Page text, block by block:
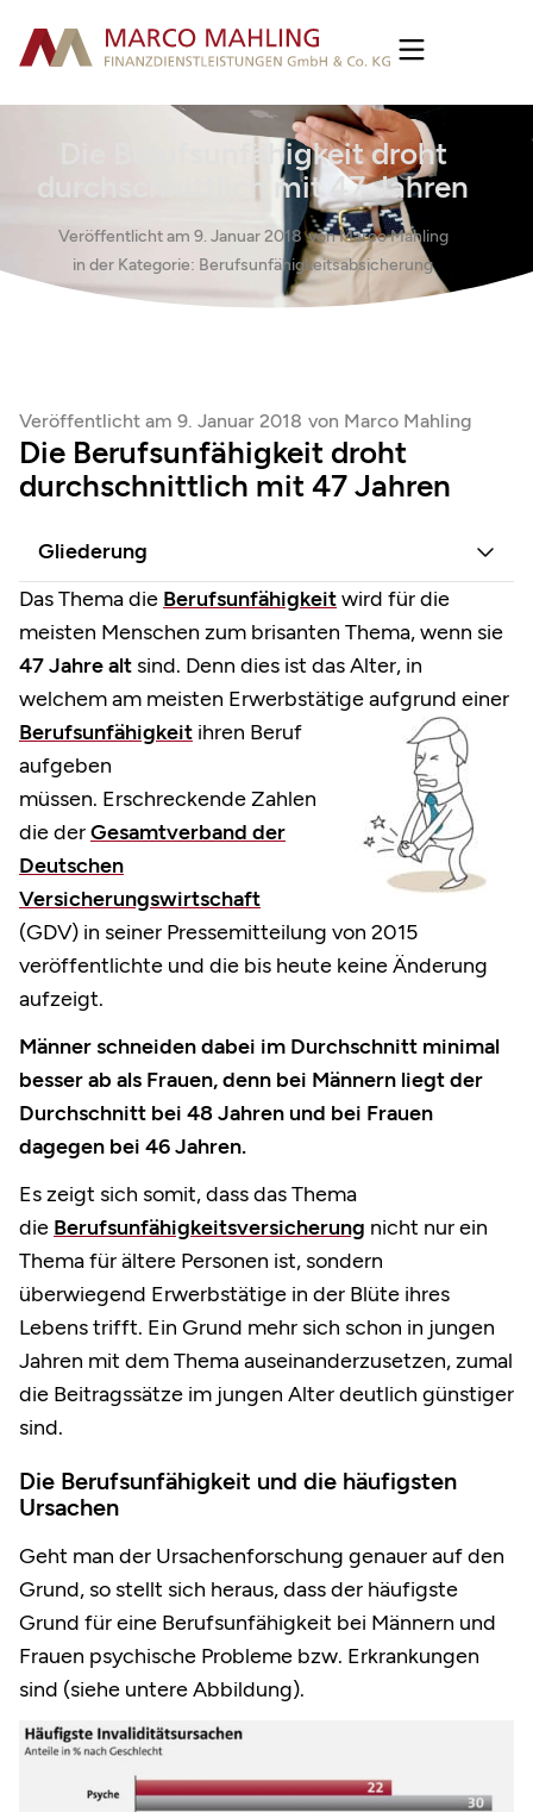
Die Berufsunfähigkeit droht
durchschnittlich mit 47 Jahren
Veröffentlicht am 9. Januar 2018 vonMarco Mahling
in der Kategorie: Berufsunfähigkeitsabsicherung
Veröffentlicht am 9. Januar 2018 von Marco Mahling
Die Berufsunfähigkeit droht
durchschnittlich mit 47 Jahren
Gliederung
Das Thema die Berufsunfähigkeitwird für die
meisten Menschen zum brisanten Thema, wenn sie
47 Jahre alt sind. Denn dies ist das Alter, in
welchem am meisten Erwerbstätigeaufgrund einer
Berufsunfähigkeit ihren Beruf
aufgeben
müssen. Erschreckende Zahlen
die derGesamtverband der
Deutschen
Versicherungswirtschaft
(GDV) in seiner Pressemitteilung von 2015
veröffentlichte und die bis heute keine Änderung
aufzeigt.
Männer schneiden dabei im Durchschnitt minimal
besser ab als Frauen, denn bei Männern liegt der
Durchschnitt bei 48 Jahren und bei Frauen
dagegen bei 46 Jahren.
Es zeigt sich somit, dass das Thema
die Berufsunfähigkeitsversicherung nicht nur ein
Thema für ältere Personen ist, sondern
überwiegend Erwerbstätige in der Blüte ihres
Lebens trifft. Ein Grund mehr sich schon in jungen
Jahren mit dem Thema auseinanderzusetzen, zumal
die Beitragssätze im jungen Alter deutlich günstiger
sind.
Die Berufsunfähigkeit und die häufigsten
Ursachen
Geht man der Ursachenforschung genauer auf den
Grund, so stellt sich heraus, dass der häufigste
Grund für eine Berufsunfähigkeit bei Männern und
Frauen psychische Probleme bzw. Erkrankungen
sind (siehe untere Abbildung).